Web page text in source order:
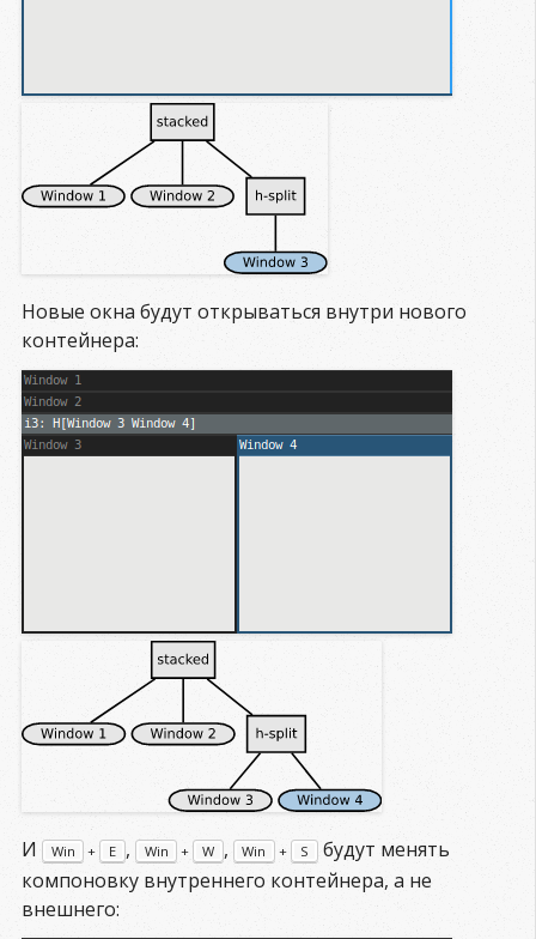
Новые окна будут открываться внутри нового
контейнера:
И Win + E , Win + W , Win + S будут менять
компоновку внутреннего контейнера, а не
внешнего: